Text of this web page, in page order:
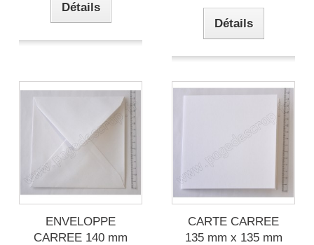
Détails
Détails
ENVELOPPE
CARREE 140 mm
CARTE CARREE
135 mm x 135 mm